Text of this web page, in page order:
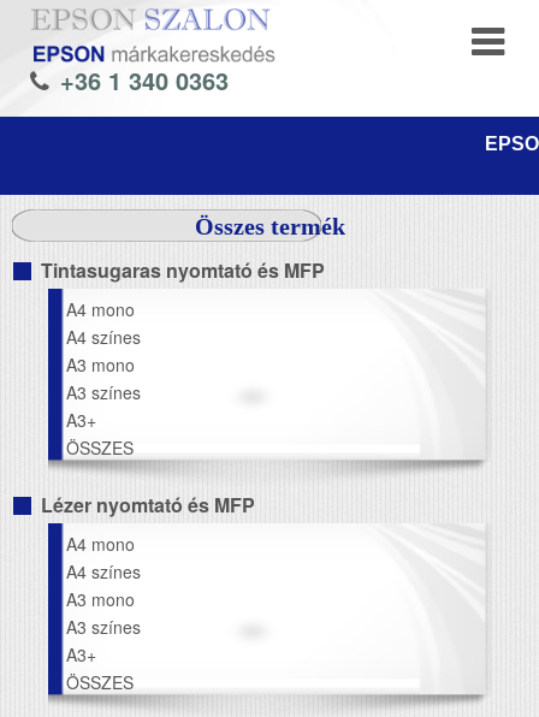
+36 1 340 0363
Összes termék
Tintasugaras nyomtató és MFP
A4 mono
A4 színes
A3 mono
A3 színes
A3+
ÖSSZES
Lézer nyomtató és MFP
A4 mono
A4 színes
A3 mono
A3 színes
A3+
ÖSSZES